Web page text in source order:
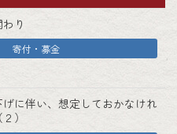
り
寄付・募金
に伴い、想定しておかなけれ
）